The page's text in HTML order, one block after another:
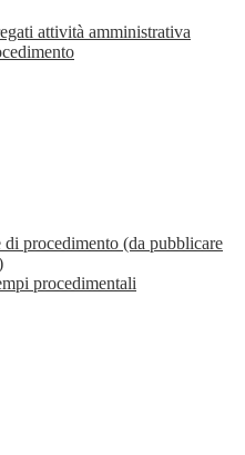
attività amministrativa
procedimento (da pubblicare
procedimentali